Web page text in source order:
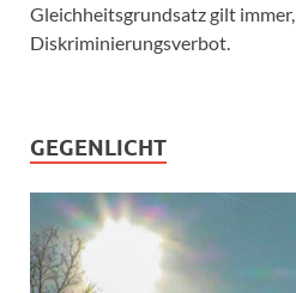
Gleichheitsgrundsatz gilt
Diskriminierungsverbot.
GEGENLICHT